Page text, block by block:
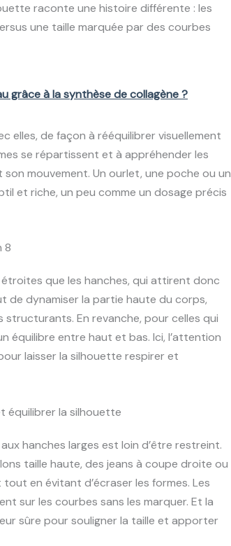
raconte une histoire différente : les
une taille marquée par des courbes
grâce à la synthèse de collagène ?
elles, de façon à rééquilibrer visuellement
se répartissent et à appréhender les
mouvement. Un ourlet, une poche ou un
et riche, un peu comme un dosage précis
8
que les hanches, qui attirent donc
de dynamiser la partie haute du corps,
En revanche, pour celles qui
équilibre entre haut et bas. Ici, l’attention
laisser la silhouette respirer et
équilibrer la silhouette
hanches larges est loin d’être restreint.
taille haute, des jeans à coupe droite ou
en évitant d’écraser les formes. Les
sur les courbes sans les marquer. Et la
sûre pour souligner la taille et apporter